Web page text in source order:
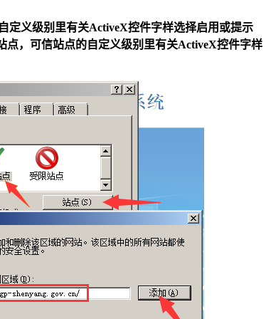
义级别里有关ActiveX控件字样选择启用或提示
点，可信站点的自定义级别里有关ActiveX控件字样